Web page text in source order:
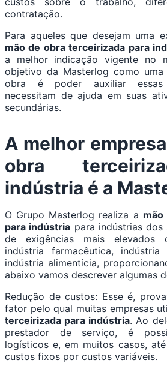
contratação.
Para aqueles que desejam uma
mão de obra terceirizada para
a melhor indicação vigente no
objetivo da Masterlog como
obra é poder auxiliar essas
necessitam de ajuda em suas
secundárias.
A melhor
obra
indústria é a
O Grupo Masterlog realiza a
para indústria para indústrias
de exigências mais elevados
indústria farmacêutica,
indústria alimentícia,
abaixo vamos descrever algumas
Redução de custos: Esse é,
fator pelo qual muitas empresas
terceirizada para indústria. Ao
prestador de serviço, é
logísticos e, em muitos casos,
custos fixos por custos variáveis.